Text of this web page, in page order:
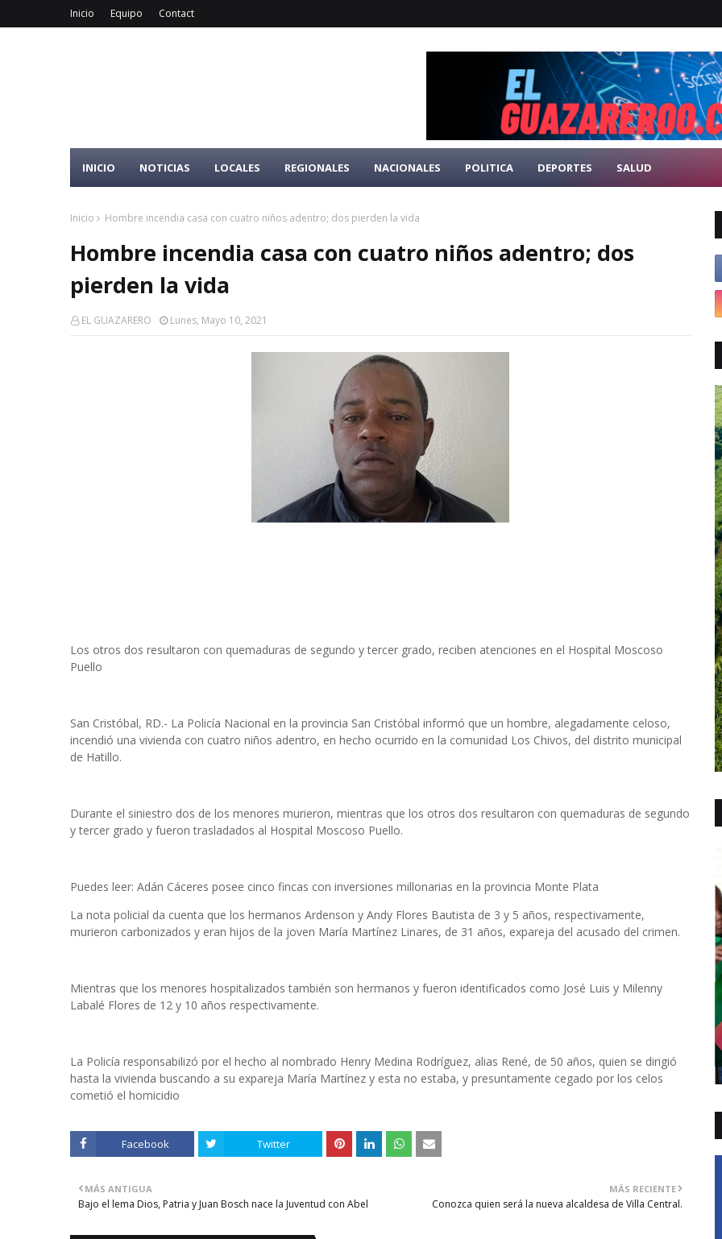
Inicio Equipo Contact
INICIO NOTICIAS LOCALES REGIONALES NACIONALES POLITICA DEPORTES SALUD
Inicio Hombre incendia casa con cuatro niños adentro; dos pierden la vida
Hombre incendia casa con cuatro niños adentro; dos
pierden la vida
EL GUAZARERO Lunes, Mayo 10, 2021
Los otros dos resultaron con quemaduras de segundo y tercer grado, reciben atenciones en el Hospital Moscoso
Puello
San Cristóbal, RD.- La Policía Nacional en la provincia San Cristóbal informó que un hombre, alegadamente celoso,
incendió una vivienda con cuatro niños adentro, en hecho ocurrido en la comunidad Los Chivos, del distrito municipal
de Hatillo.
Durante el siniestro dos de los menores murieron, mientras que los otros dos resultaron con quemaduras de segundo
y tercer grado y fueron trasladados al Hospital Moscoso Puello.
Puedes leer: Adán Cáceres posee cinco fincas con inversiones millonarias en la provincia Monte Plata
La nota policial da cuenta que los hermanos Ardenson y Andy Flores Bautista de 3 y 5 años, respectivamente,
murieron carbonizados y eran hijos de la joven María Martínez Linares, de 31 años, expareja del acusado del crimen.
Mientras que los menores hospitalizados también son hermanos y fueron identificados como José Luis y Milenny
Labalé Flores de 12 y 10 años respectivamente.
La Policía responsabilizó por el hecho al nombrado Henry Medina Rodríguez, alias René, de 50 años, quien se dirigió
hasta la vivienda buscando a su expareja María Martínez y esta no estaba, y presuntamente cegado por los celos
cometió el homicidio
Facebook Twitter
MÁS RECIENTE
Conozca quien será la nueva alcaldesa de Villa Central.
MÁS ANTIGUA
Bajo el lema Dios, Patria y Juan Bosch nace la Juventud con Abel